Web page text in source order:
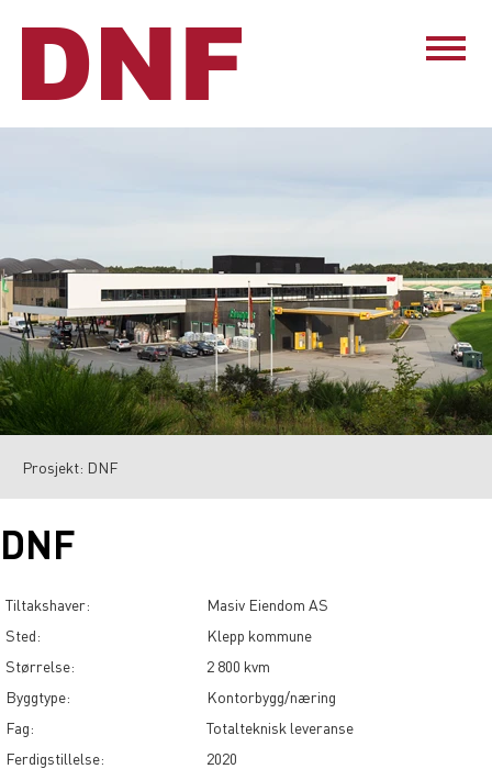
Prosjekt: DNF
DNF
Tiltakshaver:
Masiv Eiendom AS
Sted:
Klepp kommune
Størrelse:
2 800 kvm
Byggtype:
Kontorbygg/næring
Fag:
Totalteknisk leveranse
Ferdigstillelse:
2020